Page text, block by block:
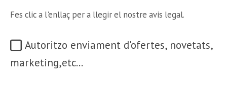
Fes clic a l'enllaç per a llegir el nostre avis legal.
Autoritzo enviament d'ofertes, novetats,
marketing,etc...